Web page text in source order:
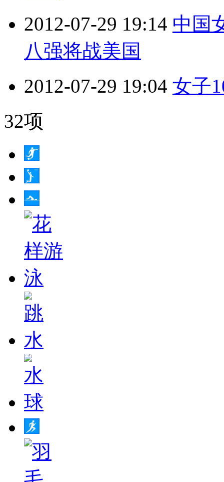
2012-07-29 19:14 中国
八强将战美国
2012-07-29 19:04 女子
32项